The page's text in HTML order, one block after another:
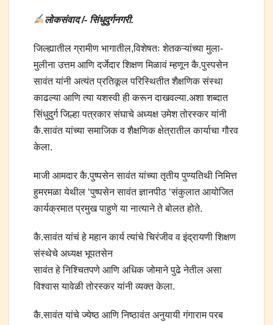
लोकसंवाद /- सिंधुदुर्गनगरी.
जिल्ह्यातील ग्रामीण भागातील,विशेषतः शेतकऱ्यांच्या मुला-
मुलीना उत्तम आणि दर्जेदार शिक्षण मिळावं म्हणून कै.पुस्पसेन
सावंत यांनी अत्यंत प्रतिकूल परिस्थितीत शैक्षणिक संस्था
काढल्या आणि त्या यशस्वी ही करून दाखवल्या.अशा शब्दात
सिंधुदुर्ग जिल्हा पत्रकार संघाचे अध्यक्ष उमेश तोरस्कर यांनी
कै.सावंत यांच्या समाजिक व शैक्षणिक क्षेत्रातील कार्याचा गौरव
केला.
माजी आमदार कै.पुष्पसेन सावंत यांच्या तृतीय पुण्यतिथी निमित्त
हुमरमळा येथील ‘पुष्पसेन सावंत ज्ञानपीठ ‘संकुलात आयोजित
कार्यक्रमात प्रमुख पाहुणे या नात्याने ते बोलत होते.
कै.सावंत यांचं हे महान कार्य त्यांचे चिरंजीव व इंद्रायणी शिक्षण
संस्थेचे अध्यक्ष भूपतसेन
सावंत हे निश्चितपणे आणि अधिक जोमाने पुढे नेतील असा
विश्वास यावेळी तोरस्कर यांनी व्यक्त केला.
कै.सावंत यांचे ज्येष्ठ आणि निष्ठावंत अनुयायी गंगाराम परब